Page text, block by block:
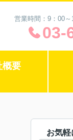
営業時間：9：00
03-
概要
お気